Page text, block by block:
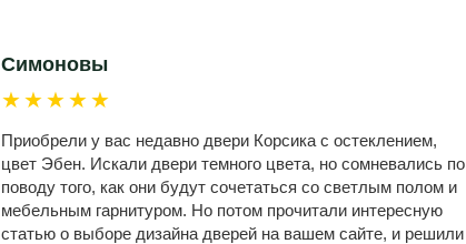
Симоновы
★★★★★
Приобрели у вас недавно двери Корсика с остеклением,
цвет Эбен. Искали двери темного цвета, но сомневались по
поводу того, как они будут сочетаться со светлым полом и
мебельным гарнитуром. Но потом прочитали интересную
статью о выборе дизайна дверей на вашем сайте, и решили